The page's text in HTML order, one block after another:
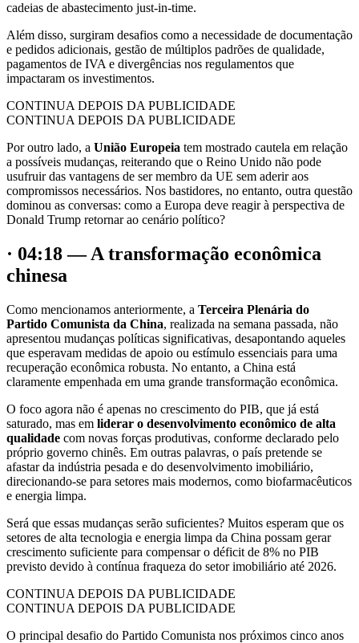
cadeias de abastecimento just-in-time.
Além disso, surgiram desafios como a necessidade de documentação
e pedidos adicionais, gestão de múltiplos padrões de qualidade,
pagamentos de IVA e divergências nos regulamentos que
impactaram os investimentos.
CONTINUA DEPOIS DA PUBLICIDADE
CONTINUA DEPOIS DA PUBLICIDADE
Por outro lado, a União Europeia tem mostrado cautela em relação
a possíveis mudanças, reiterando que o Reino Unido não pode
usufruir das vantagens de ser membro da UE sem aderir aos
compromissos necessários. Nos bastidores, no entanto, outra questão
dominou as conversas: como a Europa deve reagir à perspectiva de
Donald Trump retornar ao cenário político?
· 04:18 — A transformação econômica
chinesa
Como mencionamos anteriormente, a Terceira Plenária do
Partido Comunista da China, realizada na semana passada, não
apresentou mudanças políticas significativas, desapontando aqueles
que esperavam medidas de apoio ou estímulo essenciais para uma
recuperação econômica robusta. No entanto, a China está
claramente empenhada em uma grande transformação econômica.
O foco agora não é apenas no crescimento do PIB, que já está
saturado, mas em liderar o desenvolvimento econômico de alta
qualidade com novas forças produtivas, conforme declarado pelo
próprio governo chinês. Em outras palavras, o país pretende se
afastar da indústria pesada e do desenvolvimento imobiliário,
direcionando-se para setores mais modernos, como biofarmacêuticos
e energia limpa.
Será que essas mudanças serão suficientes? Muitos esperam que os
setores de alta tecnologia e energia limpa da China possam gerar
crescimento suficiente para compensar o déficit de 8% no PIB
previsto devido à contínua fraqueza do setor imobiliário até 2026.
CONTINUA DEPOIS DA PUBLICIDADE
CONTINUA DEPOIS DA PUBLICIDADE
O principal desafio do Partido Comunista nos próximos cinco anos